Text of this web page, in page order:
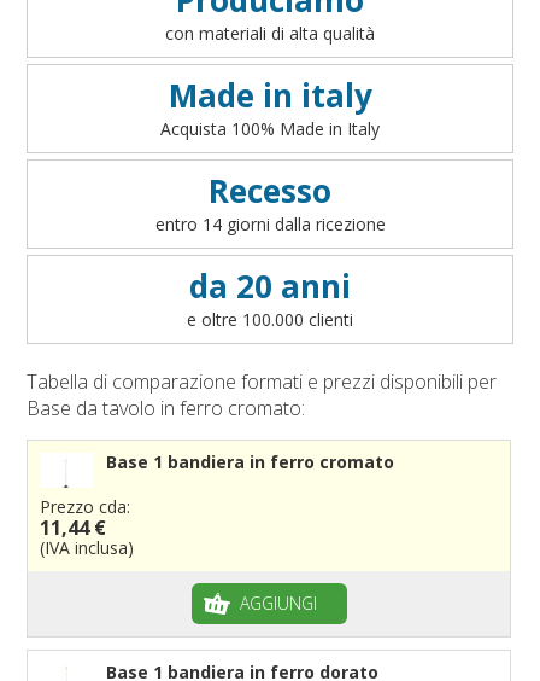
Accessori bandiere per auto
Art. 2 - Informazioni precontrattuali per il consumatore
- art. 49 del D.lgs 206/2005
Art. 3 - Conclusione ed efficacia del contratto
Art. 4 - Disponibilità dei prodotti
Art. 5 - Modalità di pagamento
Art. 6 - Prezzi
Art. 7 - Diritto di recesso
Art. 8 - Garanzia legale di conformità
Art. 10 - Responsabilità
Art. 11 - Accesso al sito
Art. 13 - Integralità
con materiali di alta qualità
Made in italy
Acquista 100% Made in Italy
Recesso
entro 14 giorni dalla ricezione
da 20 anni
e oltre 100.000 clienti
Tabella di comparazione formati e prezzi disponibili per
Base da tavolo in ferro cromato:
Base 1 bandiera in ferro cromato
Prezzo cda:
11,44 €
(IVA inclusa)
AGGIUNGI
Base 1 bandiera in ferro dorato